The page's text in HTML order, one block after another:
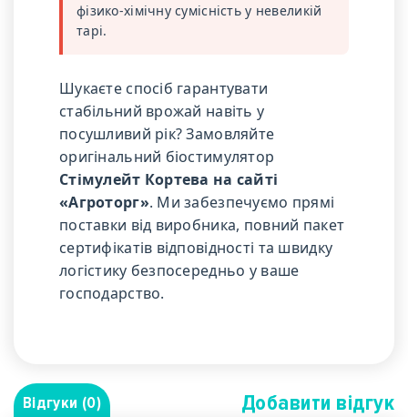
фізико-хімічну сумісність у невеликій
тарі.
Шукаєте спосіб гарантувати
стабільний врожай навіть у
посушливий рік? Замовляйте
оригінальний біостимулятор
Стімулейт Кортева на сайті
«Агроторг». Ми забезпечуємо прямі
поставки від виробника, повний пакет
сертифікатів відповідності та швидку
логістику безпосередньо у ваше
господарство.
Відгуки (0) Добавити вiдгук